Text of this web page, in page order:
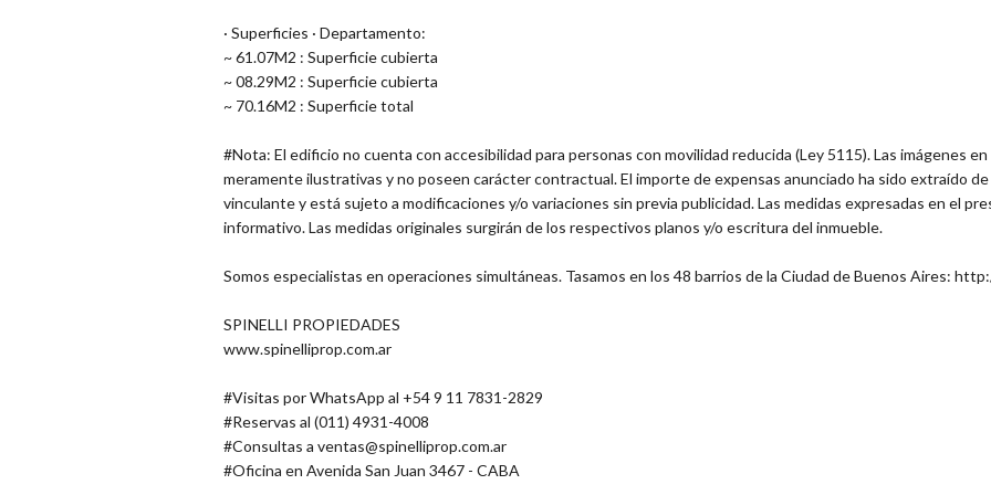
· Superficies · Departamento:
~ 61.07M2 : Superficie cubierta
~ 08.29M2 : Superficie cubierta
~ 70.16M2 : Superficie total
#Nota: El edificio no cuenta con accesibilidad para personas con movilidad reducida (Ley 5115). Las imágenes
meramente ilustrativas y no poseen carácter contractual. El importe de expensas anunciado ha sido extraído
vinculante y está sujeto a modificaciones y/o variaciones sin previa publicidad. Las medidas expresadas en el
informativo. Las medidas originales surgirán de los respectivos planos y/o escritura del inmueble.
Somos especialistas en operaciones simultáneas. Tasamos en los 48 barrios de la Ciudad de Buenos Aires:
SPINELLI PROPIEDADES
www.spinelliprop.com.ar
#Visitas por WhatsApp al +54 9 11 7831-2829
#Reservas al (011) 4931-4008
#Consultas a ventas@spinelliprop.com.ar
#Oficina en Avenida San Juan 3467 - CABA